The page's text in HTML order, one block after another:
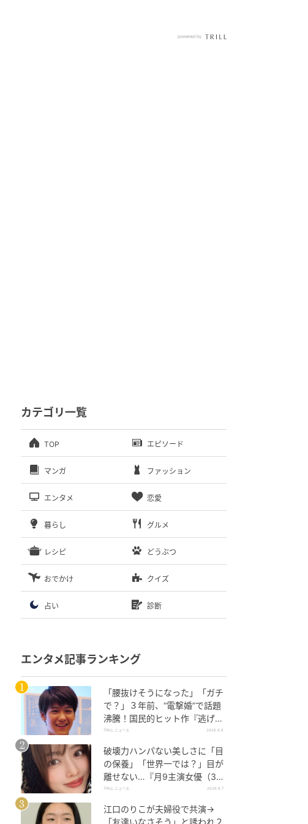
カテゴリ一覧
TOP エピソード
マンガ ファッション
エンタメ 恋愛
暮らし グルメ
レシピ どうぶつ
おでかけ クイズ
占い 診断
エンタメ記事ランキング
「腰抜けそうになった」「ガチ
で？」３年前、“電撃婚”で話題
沸騰！国民的ヒット作『逃げ
恥』で異彩放った【国宝級イケ
TRILL ニュース 2026.8.6
破壊力ハンパない美しさに「目
の保養」「世界一では？」目が
離せない…『月9主演女優（34
歳）』“極上”美ショットがすご
TRILL ニュース 2026.8.7
江口のりこが夫婦役で共演→
「友達いなさそう」と誘われ２